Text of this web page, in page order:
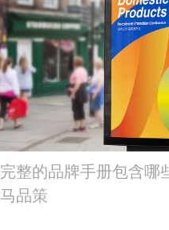
完整的品牌手册包含哪
马品策